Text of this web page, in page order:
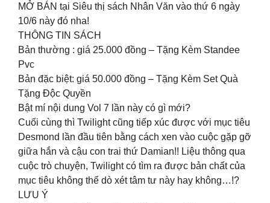
MỞ BÁN tại Siêu thị sách Nhân Văn vào thứ 6 ngày
10/6 này đó nha!
THÔNG TIN SÁCH
Bản thường : giá 25.000 đồng – Tặng Kèm Standee
Pvc
Bản đặc biệt: giá 50.000 đồng – Tặng Kèm Set Quà
Tặng Độc Quyền
Bật mí nội dung Vol 7 lần này có gì mới?
Cuối cùng thì Twilight cũng tiếp xúc được với mục tiêu
Desmond lần đầu tiên bằng cách xen vào cuộc gặp gỡ
giữa hắn và cậu con trai thứ Damian!! Liệu thông qua
cuộc trò chuyện, Twilight có tìm ra được bản chất của
mục tiêu không thể dò xét tâm tư này hay không…!?
LƯU Ý